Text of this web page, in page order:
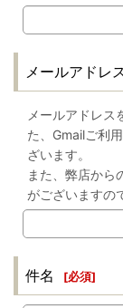
メールアドレ
メールアドレス
た、Gmailご利
ざいます。
また、弊店から
がございますの
件名 [必須]